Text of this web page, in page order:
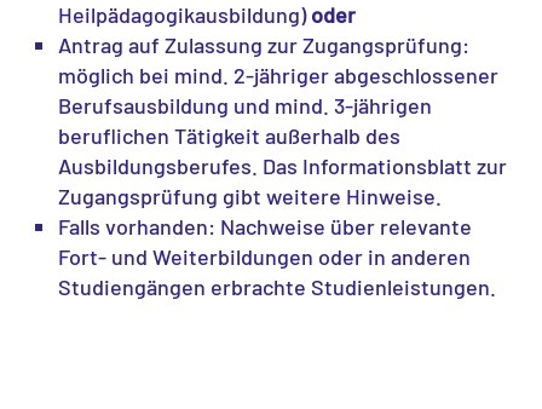
Heilpädagogikausbildung)oder
Antrag auf Zulassung zur Zugangsprüfung:
möglich bei mind. 2-jähriger abgeschlossener
Berufsausbildung und mind. 3-jährigen
beruflichen Tätigkeit außerhalb des
Ausbildungsberufes. Das Informationsblatt zur
Zugangsprüfung gibt weitere Hinweise.
Falls vorhanden: Nachweise über relevante
Fort- und Weiterbildungen oder in anderen
Studiengängen erbrachte Studienleistungen.